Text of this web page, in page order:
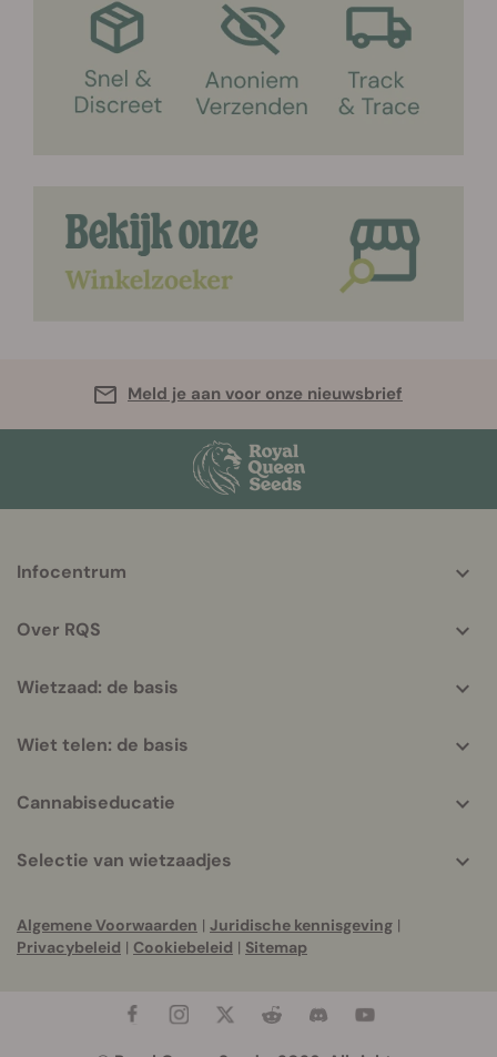
Meld je aan voor onze nieuwsbrief
helpful
Infocentrum
Over RQS
Wietzaad: de basis
Wiet telen: de basis
Cannabiseducatie
Selectie van wietzaadjes
Algemene Voorwaarden | Juridische kennisgeving |
Privacybeleid | Cookiebeleid | Sitemap